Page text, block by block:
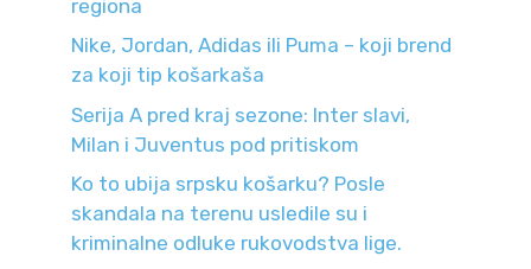
regiona
Nike, Jordan, Adidas ili Puma – koji brend
za koji tip košarkaša
Serija A pred kraj sezone: Inter slavi,
Milan i Juventus pod pritiskom
Ko to ubija srpsku košarku? Posle
skandala na terenu usledile su i
kriminalne odluke rukovodstva lige.